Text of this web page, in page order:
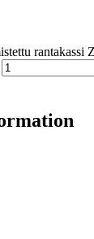
rantakassi